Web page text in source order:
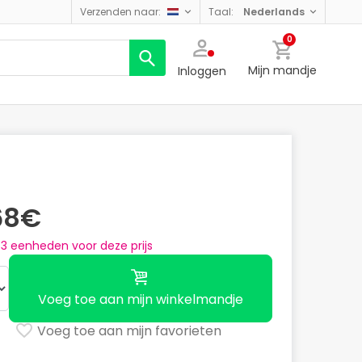
verzenden naar: taal: nederlands
Inloggen
0
Mijn mandje
3 eenheden voor deze prijs
Voeg toe aan mijn winkelmandje
Voeg toe aan mijn favorieten